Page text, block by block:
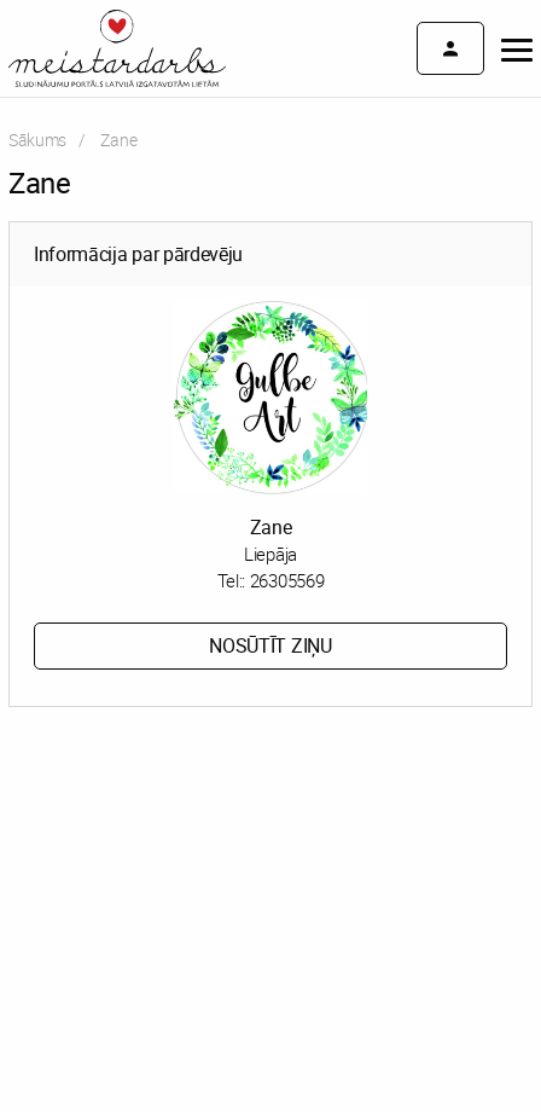
Sākums Current:
Zane
Zane
Informācija par pārdevēju
Zane
Liepāja
Tel:: 26305569
NOSŪTĪT ZIŅU